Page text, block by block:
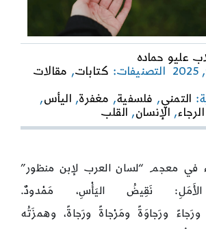
عليو حماده
التصنيفات: كتابات, مقالات
التمني, فلسفية, مغفرة, اليأس,
الرجاء, الإنسان, القلب
في معجم “لسان العرب لإبن منظور”
نَقِيضُ اليَأْسِ، مَمْدودٌ.
ورَجاءً ورَجاوَةً ومَرْجاةً ورَجاةً، وهمزَتُه